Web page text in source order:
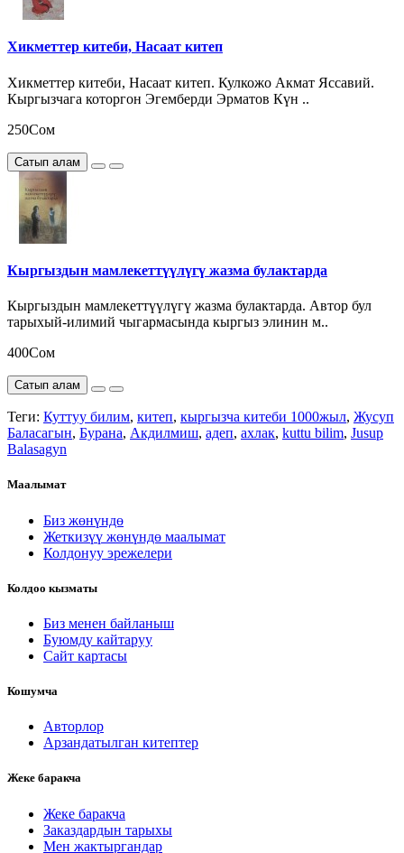
Хикметтер китеби, Насаат китеп
Хикметтер китеби, Насаат китеп. Кулкожо Акмат Яссавий.
Кыргызчага которгон Эгемберди Эрматов Күн ..
250Сом
Сатып алам
Кыргыздын мамлекеттүүлүгү жазма булактарда
Кыргыздын мамлекеттүүлүгү жазма булактарда. Автор бул
тарыхый-илимий чыгармасында кыргыз элинин м..
400Сом
Сатып алам
Теги: Куттуу билим, китеп, кыргызча китеби 1000жыл, Жусуп
Баласагын, Бурана, Акдилмиш, адеп, ахлак, kuttu bilim, Jusup
Balasagyn
Маалымат
Биз жөнүндө
Жеткизүү жөнүндө маалымат
Колдонуу эрежелери
Колдоо кызматы
Биз менен байланыш
Буюмду кайтаруу
Сайт картасы
Кошумча
Авторлор
Арзандатылган китептер
Жеке баракча
Жеке баракча
Заказдардын тарыхы
Мен жактыргандар